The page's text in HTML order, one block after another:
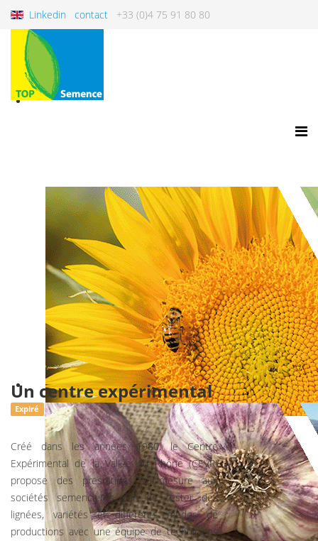
Linkedin contact +33 (0)4 75 91 80 80
Un centre expérimental
Expiré
Créé dans les années 1980, le Centre
Expérimental de la Vallée du Rhône (CEVR)
propose des prestations sur-mesure aux
sociétés semencières afin de tester des
lignées, variétés et différents modes de
productions avec une équipe de techniciens